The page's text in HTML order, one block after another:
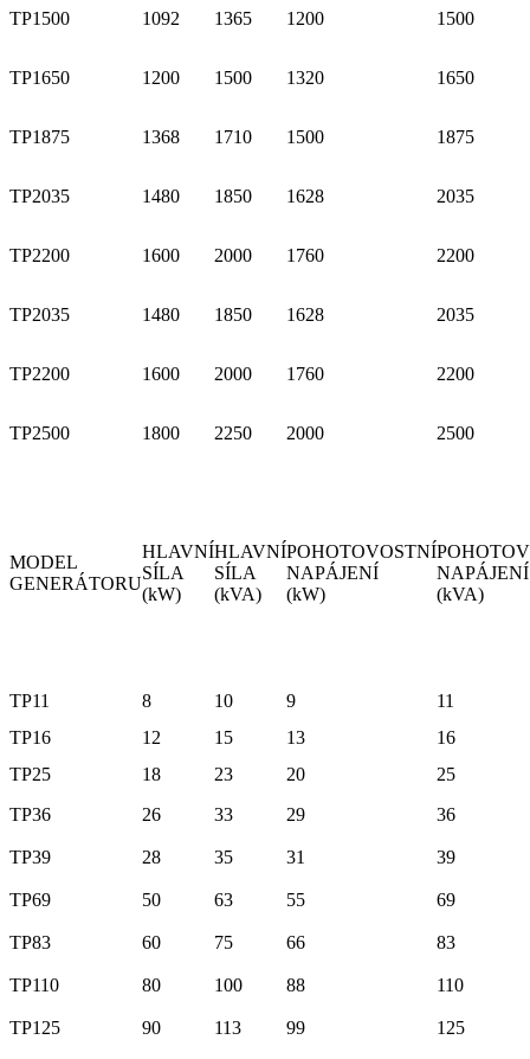
TP1500 1092 1365 1200 1500
TP1650 1200 1500 1320 1650
TP1875 1368 1710 1500 1875
TP2035 1480 1850 1628 2035
TP2200 1600 2000 1760 2200
TP2035 1480 1850 1628 2035
TP2200 1600 2000 1760 2200
TP2500 1800 2250 2000 2500
MODEL
GENERÁTORU
HLAVNÍ
SÍLA
(kW)
HLAVNÍ
SÍLA
(kVA)
POHOTOVOSTNÍ
NAPÁJENÍ
(kW)
NAPÁJENÍ
(kVA)
TP11 8 10 9
11
TP16
12 15 13
16
TP25
18 23 20
25
TP36
26 33 29 36
TP39 28 35 31 39
TP69 50 63 55 69
TP83 60 75 66 83
TP110 80 100 88 110
TP125 90 113 99 125